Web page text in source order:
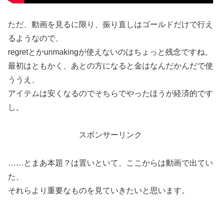
ただ、動画を見るに限り、振り直しはゴールドだけで行え
るようなので、
regretとかunmakingが使えないのはちょっと残念ですね。
最初はともかく、あとの方になると金はなんだかんだで使
ううえ、
アイテムは安くなるのでそちらでやったほうが経済的です
し。
スポンサーリンク
……とまあ本題？は置いといて、ここからは動画で出てい
た、
それらより重要なものを見ていきたいと思います。